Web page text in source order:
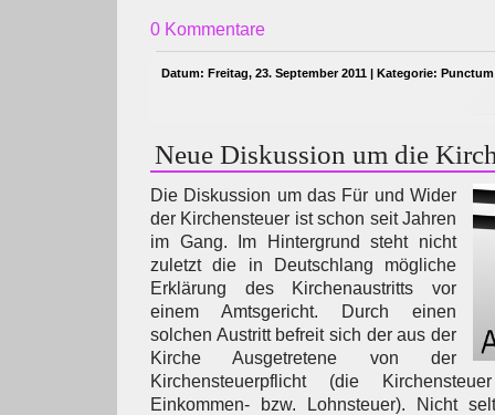
0 Kommentare
Datum: Freitag, 23. September 2011 | Kategorie: Punctum
Neue Diskussion um die
Die Diskussion um das Für und Wider
der Kirchensteuer ist schon seit Jahren
im Gang. Im Hintergrund steht nicht
zuletzt die in Deutschlang mögliche
Erklärung des Kirchenaustritts vor
einem Amtsgericht. Durch einen
solchen Austritt befreit sich der aus der
Kirche Ausgetretene von der
Kirchensteuerpflicht (die
Einkommen- bzw. Lohnsteuer). Nicht